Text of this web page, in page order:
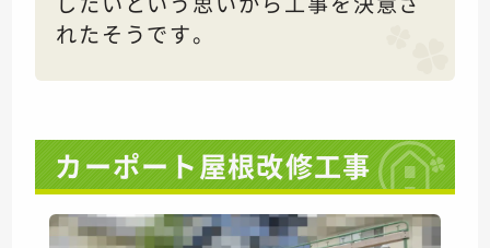
れたそうです。
カーポート屋根改修工事